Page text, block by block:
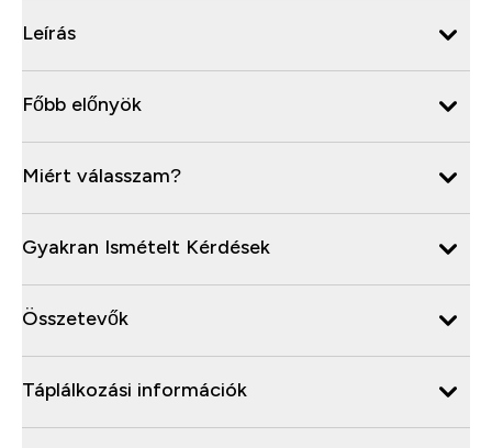
Leírás
Főbb előnyök
Miért válasszam?
Gyakran Ismételt Kérdések
Összetevők
Táplálkozási információk